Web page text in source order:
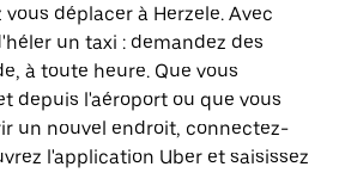
déplacer à Herzele. Avec
un taxi : demandez des
à toute heure. Que vous
depuis l'aéroport ou que vous
un nouvel endroit, connectez-
l'application Uber et saisissez